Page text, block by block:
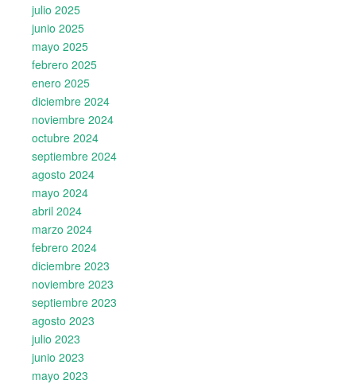
julio 2025
junio 2025
mayo 2025
febrero 2025
enero 2025
diciembre 2024
noviembre 2024
octubre 2024
septiembre 2024
agosto 2024
mayo 2024
abril 2024
marzo 2024
febrero 2024
diciembre 2023
noviembre 2023
septiembre 2023
agosto 2023
julio 2023
junio 2023
mayo 2023